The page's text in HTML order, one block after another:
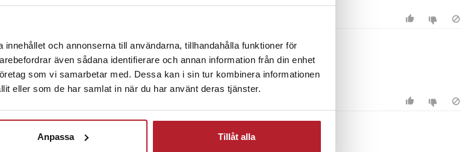
och annonserna till användarna, tillhandahålla funktioner för
även sådana identifierare och annan information från din enhet
som vi samarbetar med. Dessa kan i sin tur kombinera informationen
eller som de har samlat in när du har använt deras tjänster.
Anpassa Tillåt alla